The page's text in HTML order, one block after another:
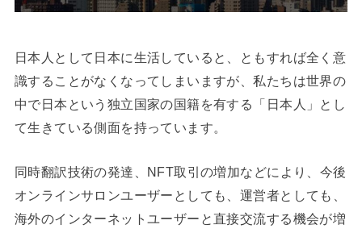
日本人として日本に生活していると、ともすれば全く意
識することがなくなってしまいますが、私たちは世界の
中で日本という独立国家の国籍を有する「日本人」とし
て生きている側面を持っています。
同時翻訳技術の発達、NFT取引の増加などにより、今後
オンラインサロンユーザーとしても、運営者としても、
海外のインターネットユーザーと直接交流する機会が増